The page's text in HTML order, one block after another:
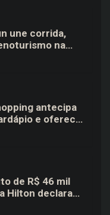
une corrida,
na
antecipa
e oferece
no delivery
de R$ 46 mil
Hilton declara
15,9 mil ao TSE